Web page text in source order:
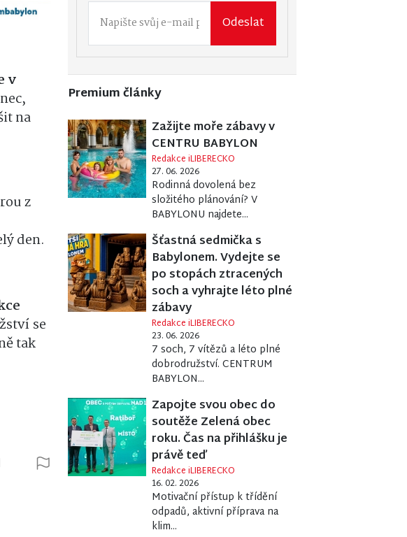
v
na
z
den.
se
tak
Sdílejte článek
Odeslat
Premium články
Zažijte moře zábavy v
CENTRU BABYLON
Redakce iLIBERECKO
27. 06. 2026
Rodinná dovolená bez
složitého plánování? V
BABYLONU najdete...
Šťastná sedmička s
Babylonem. Vydejte se
po stopách ztracených
soch a vyhrajte léto plné
zábavy
Redakce iLIBERECKO
23. 06. 2026
7 soch, 7 vítězů a léto plné
dobrodružství. CENTRUM
BABYLON...
Zapojte svou obec do
soutěže Zelená obec
roku. Čas na přihlášku je
právě teď
Redakce iLIBERECKO
16. 02. 2026
Motivační přístup k třídění
odpadů, aktivní příprava na
klim...